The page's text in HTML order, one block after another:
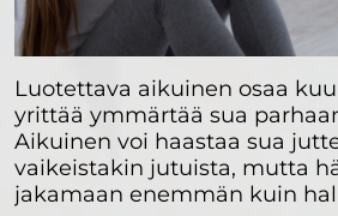
Luotettava aikuinen osaa
yrittää ymmärtää sua
Aikuinen voi haastaa sua
vaikeistakin jutuista, mutta
jakamaan enemmän kuin